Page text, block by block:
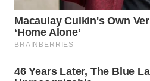
Wahana
Media
Group
NEWS